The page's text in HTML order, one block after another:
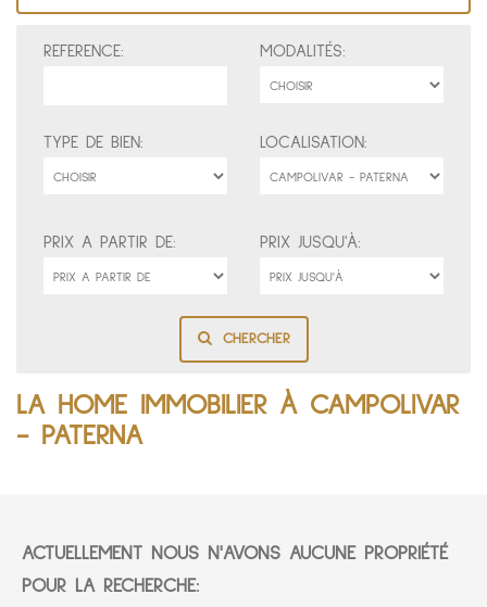
REFERENCE: MODALITÉS:
TYPE DE BIEN: LOCALISATION:
PRIX A PARTIR DE: PRIX JUSQU'À:
CHERCHER
LA HOME IMMOBILIER À CAMPOLIVAR
- PATERNA
ACTUELLEMENT NOUS N'AVONS AUCUNE PROPRIÉTÉ
POUR LA RECHERCHE: